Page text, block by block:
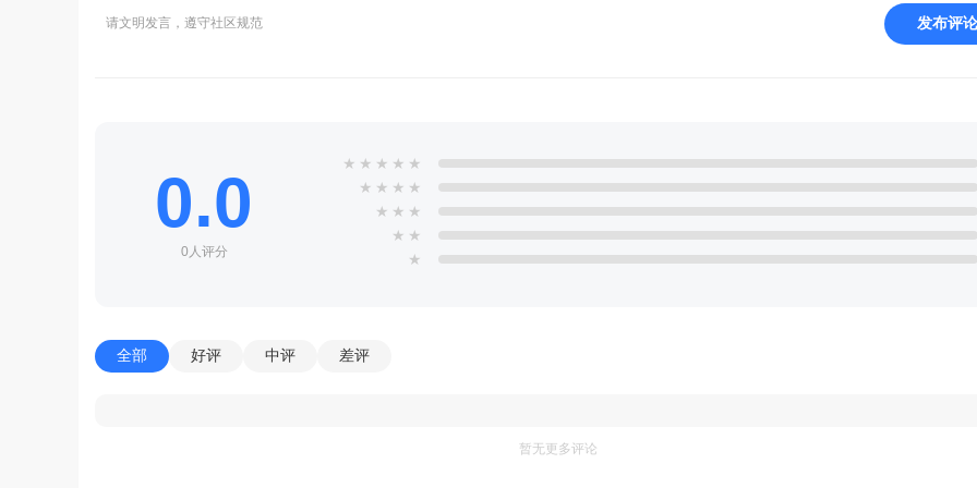
请文明发言，遵守社区规范 发布评论
0.0
0人评分
★ ★ ★ ★ ★
★ ★ ★ ★
★ ★ ★
★ ★
★
全部 好评 中评 差评
暂无更多评论